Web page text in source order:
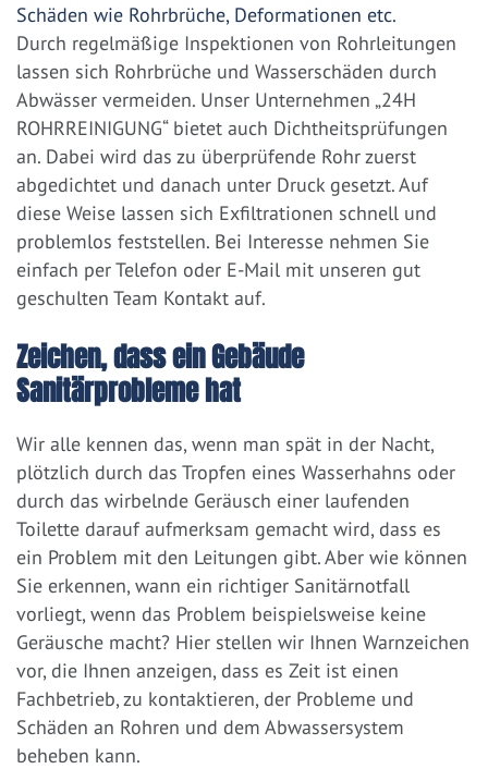
Schäden wie Rohrbrüche, Deformationen etc.
Durch regelmäßige Inspektionen von Rohrleitungen
lassen sich Rohrbrüche und Wasserschäden durch
Abwässer vermeiden. Unser Unternehmen „24H
ROHRREINIGUNG“ bietet auch Dichtheitsprüfungen
an. Dabei wird das zu überprüfende Rohr zuerst
abgedichtet und danach unter Druck gesetzt. Auf
diese Weise lassen sich Exfiltrationen schnell und
problemlos feststellen. Bei Interesse nehmen Sie
einfach per Telefon oder E-Mail mit unseren gut
geschulten Team Kontakt auf.
Zeichen, dass ein Gebäude
Sanitärprobleme hat
Wir alle kennen das, wenn man spät in der Nacht,
plötzlich durch das Tropfen eines Wasserhahns oder
durch das wirbelnde Geräusch einer laufenden
Toilette darauf aufmerksam gemacht wird, dass es
ein Problem mit den Leitungen gibt. Aber wie können
Sie erkennen, wann ein richtiger Sanitärnotfall
vorliegt, wenn das Problem beispielsweise keine
Geräusche macht? Hier stellen wir Ihnen Warnzeichen
vor, die Ihnen anzeigen, dass es Zeit ist einen
Fachbetrieb, zu kontaktieren, der Probleme und
Schäden an Rohren und dem Abwassersystem
beheben kann.